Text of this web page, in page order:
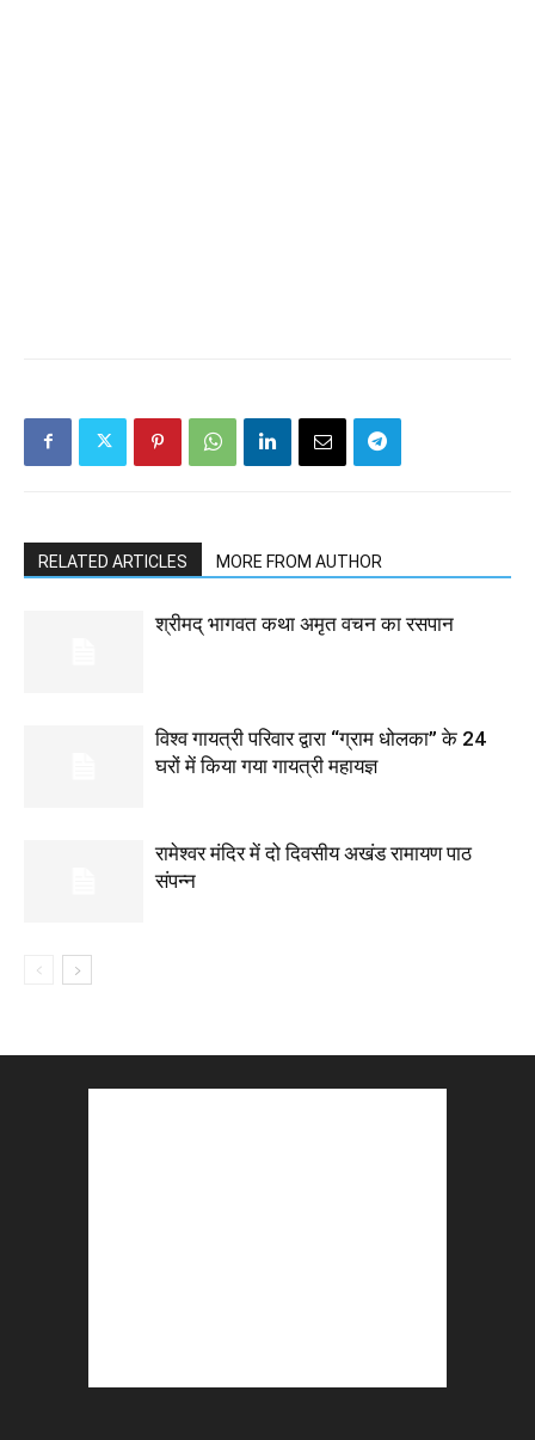
RELATED ARTICLES MORE FROM AUTHOR
श्रीमद् भागवत कथा अमृत वचन का रसपान
विश्व गायत्री परिवार द्वारा “ग्राम धोलका” के 24
घरों में किया गया गायत्री महायज्ञ
रामेश्वर मंदिर में दो दिवसीय अखंड रामायण पाठ
संपन्न